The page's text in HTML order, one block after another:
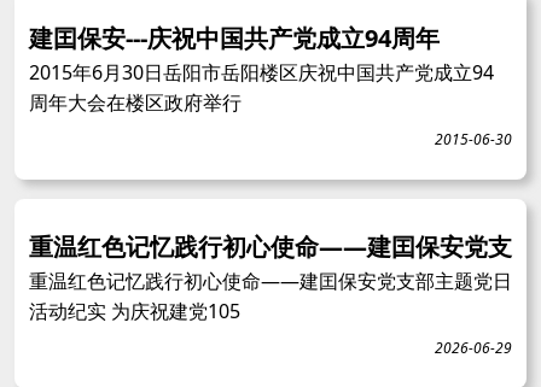
建囯保安---庆祝中国共产党成立94周年
2015年6月30日岳阳市岳阳楼区庆祝中国共产党成立94
周年大会在楼区政府举行
2015-06-30
重温红色记忆践行初心使命——建囯保安党支
重温红色记忆践行初心使命——建囯保安党支部主题党日
活动纪实 为庆祝建党105
2026-06-29